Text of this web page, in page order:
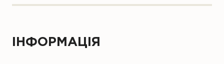
ІНФОРМАЦІЯ